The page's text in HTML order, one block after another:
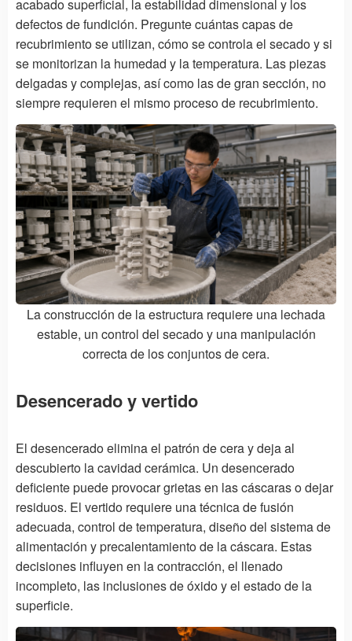
acabado superficial, la estabilidad dimensional y los
defectos de fundición. Pregunte cuántas capas de
recubrimiento se utilizan, cómo se controla el secado y si
se monitorizan la humedad y la temperatura. Las piezas
delgadas y complejas, así como las de gran sección, no
siempre requieren el mismo proceso de recubrimiento.
La construcción de la estructura requiere una lechada
estable, un control del secado y una manipulación
correcta de los conjuntos de cera.
Desencerado y vertido
El desencerado elimina el patrón de cera y deja al
descubierto la cavidad cerámica. Un desencerado
deficiente puede provocar grietas en las cáscaras o dejar
residuos. El vertido requiere una técnica de fusión
adecuada, control de temperatura, diseño del sistema de
alimentación y precalentamiento de la cáscara. Estas
decisiones influyen en la contracción, el llenado
incompleto, las inclusiones de óxido y el estado de la
superficie.